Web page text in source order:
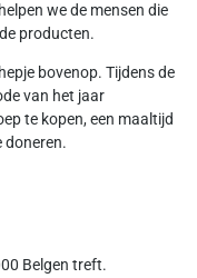
we de mensen die
producten.
bovenop. Tijdens de
van het jaar
te kopen, een maaltijd
doneren.
Belgen treft.